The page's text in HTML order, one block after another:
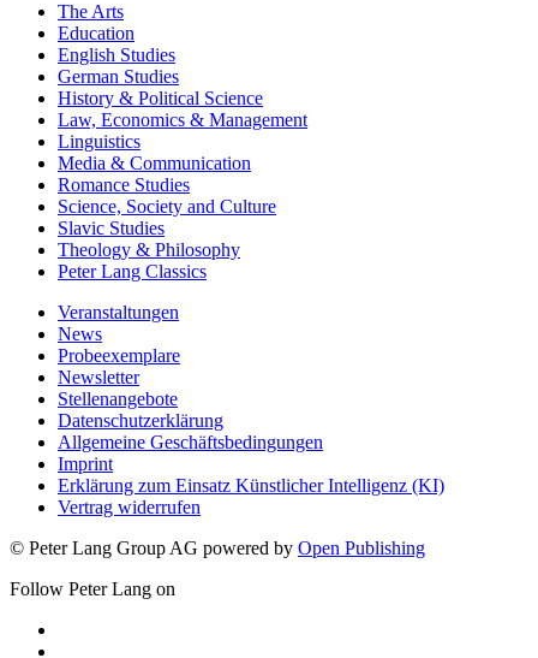
The Arts
Education
English Studies
German Studies
History & Political Science
Law, Economics & Management
Linguistics
Media & Communication
Romance Studies
Science, Society and Culture
Slavic Studies
Theology & Philosophy
Peter Lang Classics
Veranstaltungen
News
Probeexemplare
Newsletter
Stellenangebote
Datenschutzerklärung
Allgemeine Geschäftsbedingungen
Imprint
Erklärung zum Einsatz Künstlicher Intelligenz (KI)
Vertrag widerrufen
© Peter Lang Group AG powered by Open Publishing
Follow Peter Lang on